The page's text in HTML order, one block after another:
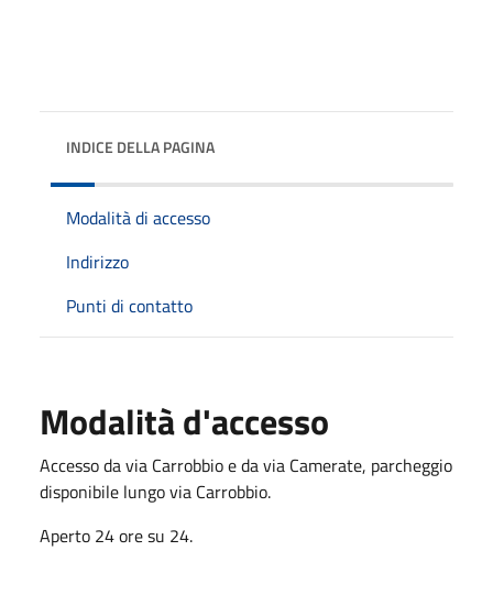
INDICE DELLA PAGINA
Modalità di accesso
Indirizzo
Punti di contatto
Modalità d'accesso
Accesso da via Carrobbio e da via Camerate, parcheggio
disponibile lungo via Carrobbio.
Aperto 24 ore su 24.